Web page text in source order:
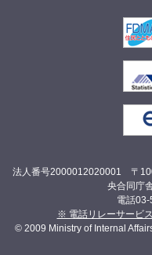
法人番号2000012020001 〒
央合同庁
電話03-
※ 電話リレーサービ
© 2009 Ministry of Internal